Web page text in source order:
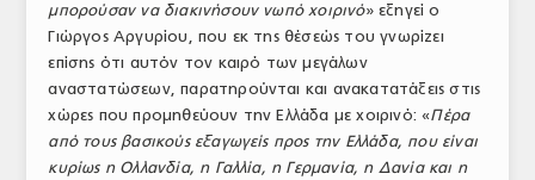
μπορούσαν να διακινήσουν νωπό χοιρινό» εξηγεί ο
Γιώργος Αργυρίου, που εκ της θέσεώς του γνωρίζει
επίσης ότι αυτόν τον καιρό των μεγάλων
αναστατώσεων, παρατηρούνται και ανακατατάξεις στις
χώρες που προμηθεύουν την Ελλάδα με χοιρινό: «Πέρα
από τους βασικούς εξαγωγείς προς την Ελλάδα, που είναι
κυρίως η Ολλανδία, η Γαλλία, η Γερμανία, η Δανία και η